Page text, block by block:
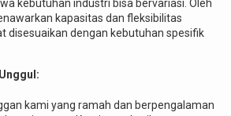
kebutuhan industri bisa bervariasi. Oleh
kapasitas dan fleksibilitas
disesuaikan dengan kebutuhan spesifik
kami yang ramah dan berpengalaman